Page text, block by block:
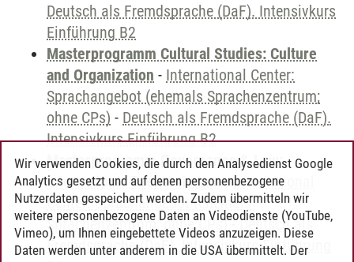
Deutsch als Fremdsprache (DaF). Intensivkurs
Einführung B2
Masterprogramm Cultural Studies: Culture
and Organization - International Center:
Sprachangebot (ehemals Sprachenzentrum;
ohne CPs) - Deutsch als Fremdsprache (DaF).
Intensivkurs Einführung B2
Masterprogramm Governance & Law:
International Economic Law-International
Center: Sprachangebot (ehemals
Sprachenzentrum; ohne CPs)-Deutsch als
Fremdsprache (DaF). Intensivkurs Einführung
Wir verwenden Cookies, die durch den Analysedienst Google
Analytics gesetzt und auf denen personenbezogene
Nutzerdaten gespeichert werden. Zudem übermitteln wir
weitere personenbezogene Daten an Videodienste (YouTube,
Vimeo), um Ihnen eingebettete Videos anzuzeigen. Diese
Daten werden unter anderem in die USA übermittelt. Der